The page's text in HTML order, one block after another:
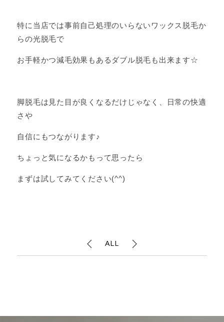
特に当店では事前自己処理のいらないワックス脱毛か
らの光脱毛で
お手軽かつ減毛効果もあるダブル脱毛も出来ます☆
脚脱毛は見た目が良くなるだけじゃなく、日常の快適
さや
自信にもつながります♪
ちょっと気になるかもって思ったら
まずは試してみてください(^^)
ALL